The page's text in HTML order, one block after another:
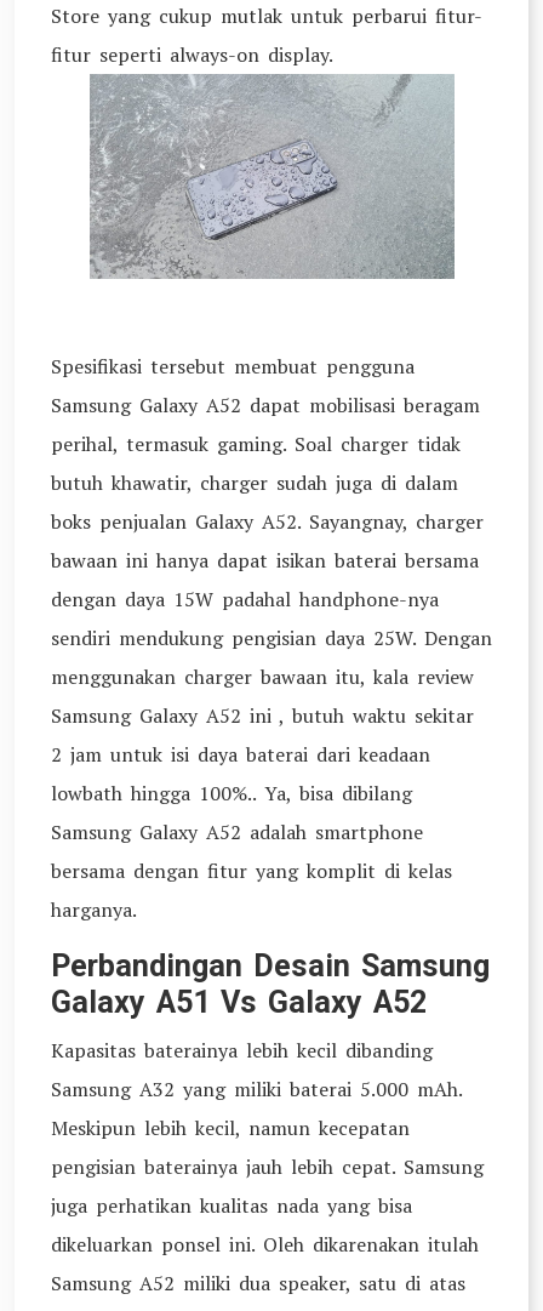
Store yang cukup mutlak untuk perbarui fitur-
fitur seperti always-on display.
Spesifikasi tersebut membuat pengguna
Samsung Galaxy A52 dapat mobilisasi beragam
perihal, termasuk gaming. Soal charger tidak
butuh khawatir, charger sudah juga di dalam
boks penjualan Galaxy A52. Sayangnay, charger
bawaan ini hanya dapat isikan baterai bersama
dengan daya 15W padahal handphone-nya
sendiri mendukung pengisian daya 25W. Dengan
menggunakan charger bawaan itu, kala review
Samsung Galaxy A52 ini , butuh waktu sekitar
2 jam untuk isi daya baterai dari keadaan
lowbath hingga 100%.. Ya, bisa dibilang
Samsung Galaxy A52 adalah smartphone
bersama dengan fitur yang komplit di kelas
harganya.
Perbandingan Desain Samsung
Galaxy A51 Vs Galaxy A52
Kapasitas baterainya lebih kecil dibanding
Samsung A32 yang miliki baterai 5.000 mAh.
Meskipun lebih kecil, namun kecepatan
pengisian baterainya jauh lebih cepat. Samsung
juga perhatikan kualitas nada yang bisa
dikeluarkan ponsel ini. Oleh dikarenakan itulah
Samsung A52 miliki dua speaker, satu di atas